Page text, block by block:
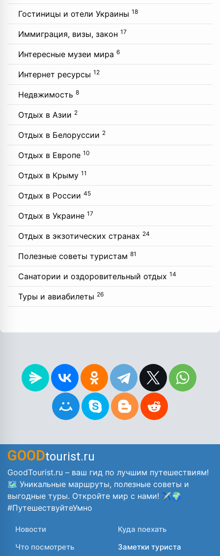
Гостиницы и отели Украины 18
Иммиграция, визы, закон 17
Интересные музеи мира 6
Интернет ресурсы 12
Недвжимость 8
Отдых в Азии 2
Отдых в Белоруссии 2
Отдых в Европе 10
Отдых в Крыму 11
Отдых в России 45
Отдых в Украине 17
Отдых в экзотических странах 24
Полезные советы туристам 81
Санатории и оздоровительный отдых 14
Туры и авиабилеты 26
GOODtourist.ru
GoodTourist.ru – ваш гид по лучшим путешествиям!
🗺️ Уникальные маршруты, полезные советы и
выгодные туры. Откройте мир с нами! ✈️🌍
#ПутешествуйтеУмно
Новости
Куда поехать
Что посмотреть
Заметки туриста